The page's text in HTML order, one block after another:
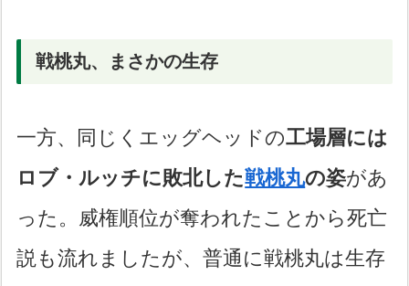
戦桃丸、まさかの生存
一方、同じくエッグヘッドの工場層には
ロブ・ルッチに敗北した戦桃丸の姿があ
った。威権順位が奪われたことから死亡
説も流れましたが、普通に戦桃丸は生存